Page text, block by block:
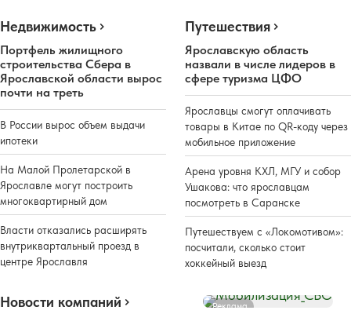
Недвижимость
Портфель жилищного
строительства Сбера в
Ярославской области вырос
почти на треть
В России вырос объем выдачи
ипотеки
На Малой Пролетарской в
Ярославле могут построить
многоквартирный дом
Власти отказались расширять
внутриквартальный проезд в
центре Ярославля
Путешествия
Ярославскую область
назвали в числе лидеров в
сфере туризма ЦФО
Ярославцы смогут оплачивать
товары в Китае по QR-коду через
мобильное приложение
Арена уровня КХЛ, МГУ и собор
Ушакова: что ярославцам
посмотреть в Саранске
Путешествуем с «Локомотивом»:
посчитали, сколько стоит
хоккейный выезд
Новости компаний Реклама